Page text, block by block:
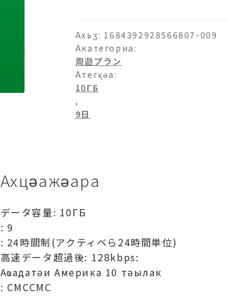
Ахьӡ: 1684392928566807-009
Акатегориа:
周遊プラン
Атегқәа:
10ГБ
,
9日
Ахцәажәара
データ容量: 10ГБ
: 9
: 24時間制(アクティベら24時間単位)
高速データ超過後: 128kbps:
Аҩадатәи Америка 10 тәылак
: СМССМС